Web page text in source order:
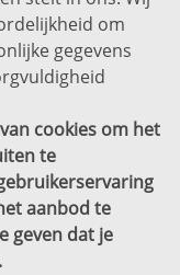
om
gegevens
cookies om het
te
aanbod te
geven dat je
.